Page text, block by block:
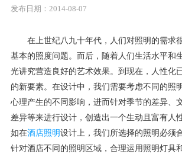
发布日期：2014-08-07
在上世纪八九十年代，人们对照明的需求
基本的照度问题。而后，随着人们生活水平和
光讲究营造良好的艺术效果。到现在，人性化
的新要素。在设计中，我们需要考虑不同的照
心理产生的不同影响，进而针对季节的差异、
差异等来进行设计，创造出一个生动且富有人
如在酒店照明设计上，我们所选择的照明必须
针对酒店不同的照明区域，合理运用照明灯具